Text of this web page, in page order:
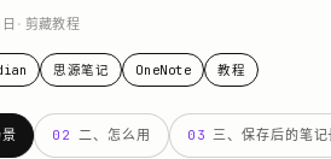
· 剪藏教程
思源笔记 OneNote 教程
02 二、怎么用 03 三、保存后的笔